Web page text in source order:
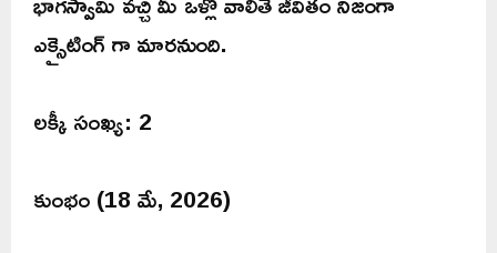
ఎక్సైటింగ్ గా మారనుంది.
లక్కీ సంఖ్య: 2
కుంభం (18 మే, 2026)